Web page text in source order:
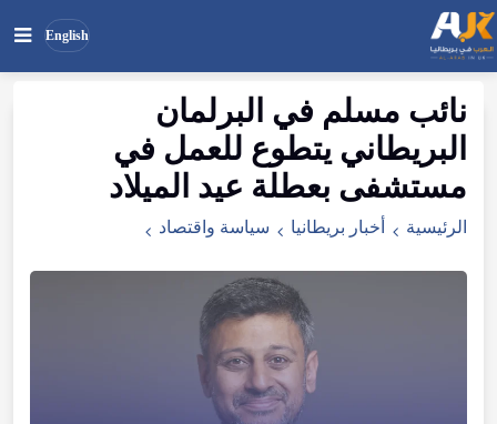
English
ابحث
الموقع
نائب مسلم في البرلمان
البريطاني يتطوع للعمل في
مستشفى بعطلة عيد الميلاد
الرئيسية أخبار بريطانيا سياسة واقتصاد